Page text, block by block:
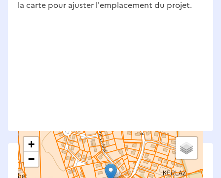
la carte pour ajuster l'emplacement du projet.
+
−Saisissez les surfaces aménagées par le projet